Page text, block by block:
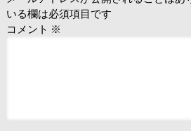
いる欄は必須項目です
コメント ※